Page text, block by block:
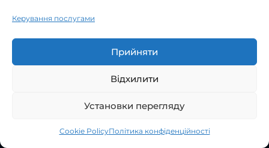
Керування послугами
Прийняти
Відхилити
Установки перегляду
Cookie PolicyПолітика конфіденційності